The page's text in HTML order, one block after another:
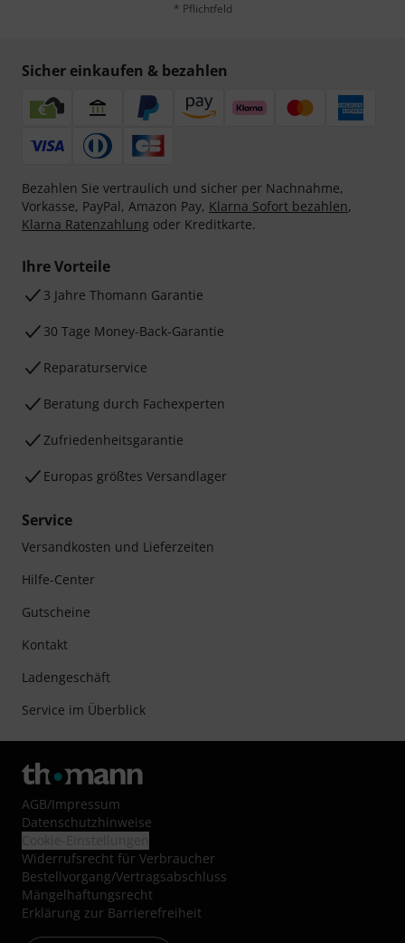
* Pflichtfeld
Sicher einkaufen & bezahlen
Bezahlen Sie vertraulich und sicher per Nachnahme,
Vorkasse, PayPal, Amazon Pay, Klarna Sofort bezahlen,
Klarna Ratenzahlung oder Kreditkarte.
Ihre Vorteile
3 Jahre Thomann Garantie
30 Tage Money-Back-Garantie
Reparaturservice
Beratung durch Fachexperten
Zufriedenheitsgarantie
Europas größtes Versandlager
Service
Versandkosten und Lieferzeiten
Hilfe-Center
Gutscheine
Kontakt
Ladengeschäft
Service im Überblick
AGB/Impressum
Datenschutzhinweise
Widerrufsrecht für Verbraucher
Bestellvorgang/Vertragsabschluss
Mängelhaftungsrecht
Erklärung zur Barrierefreiheit